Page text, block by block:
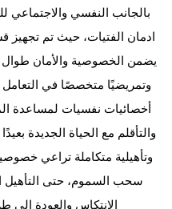
بالجانب النفسي والاجتماعي
ادمان الفتيات، حيث تم تجهيز
يضمن الخصوصية والأمان طوال
وتمريضيًا متخصصًا في التعامل
أخصائيات نفسيات لمساعدة
والتأقلم مع الحياة الجديدة
وتأهيلية متكاملة تراعي
سحب السموم، حتى التأهيل
الانتكاس والعودة إلى